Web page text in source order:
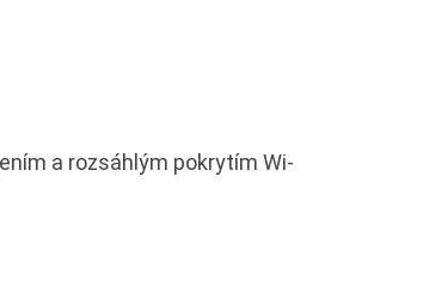
a rozsáhlým pokrytím Wi-